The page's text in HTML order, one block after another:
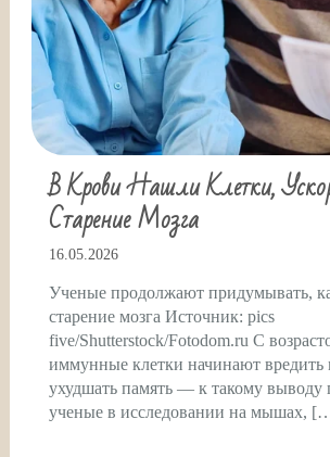
В Крови Нашли Клетки,
Старение Мозга
16.05.2026
Ученые продолжают придумывать,
старение мозга Источник: pics
five/Shutterstock/Fotodom.ru С
иммунные клетки начинают вредить
ухудшать память — к такому
ученые в исследовании на мышах,